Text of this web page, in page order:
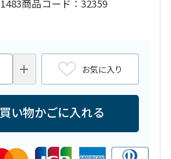
1483商品コード
32359
お気に入り
買い物かごに入れる